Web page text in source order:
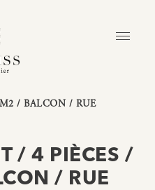
/ BALCON / RUE
/ 4 PIÈCES /
/ RUE